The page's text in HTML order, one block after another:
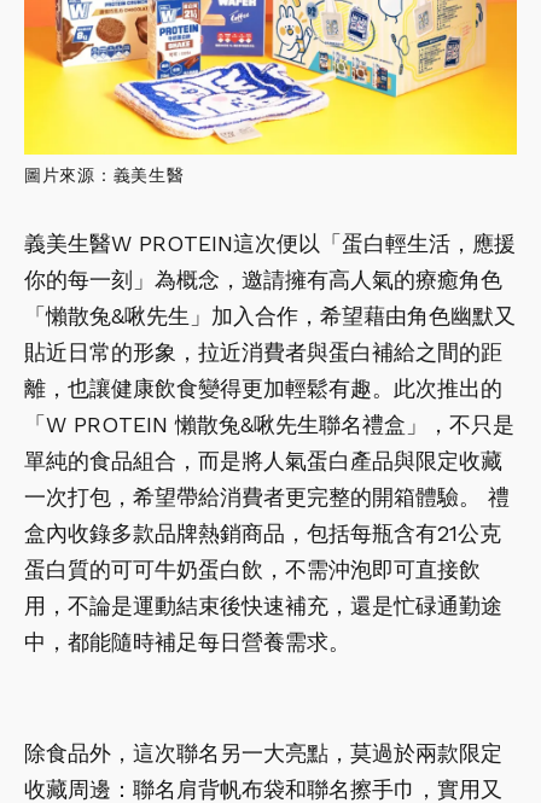
圖片來源：義美生醫
義美生醫W PROTEIN這次便以「蛋白輕生活，應援
你的每一刻」為概念，邀請擁有高人氣的療癒角色
「懶散兔&啾先生」加入合作，希望藉由角色幽默又
貼近日常的形象，拉近消費者與蛋白補給之間的距
離，也讓健康飲食變得更加輕鬆有趣。此次推出的
「W PROTEIN 懶散兔&啾先生聯名禮盒」，不只是
單純的食品組合，而是將人氣蛋白產品與限定收藏
一次打包，希望帶給消費者更完整的開箱體驗。 禮
盒內收錄多款品牌熱銷商品，包括每瓶含有21公克
蛋白質的可可牛奶蛋白飲，不需沖泡即可直接飲
用，不論是運動結束後快速補充，還是忙碌通勤途
中，都能隨時補足每日營養需求。
除食品外，這次聯名另一大亮點，莫過於兩款限定
收藏周邊：聯名肩背帆布袋和聯名擦手巾，實用又